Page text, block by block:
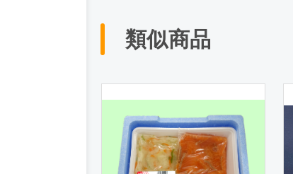
類似商品